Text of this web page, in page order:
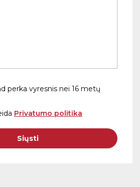
perka vyresnis nei 16 metų
Privatumo politika